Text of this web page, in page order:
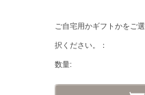
ご自宅用かギフトかをご選
択ください。：
数量: